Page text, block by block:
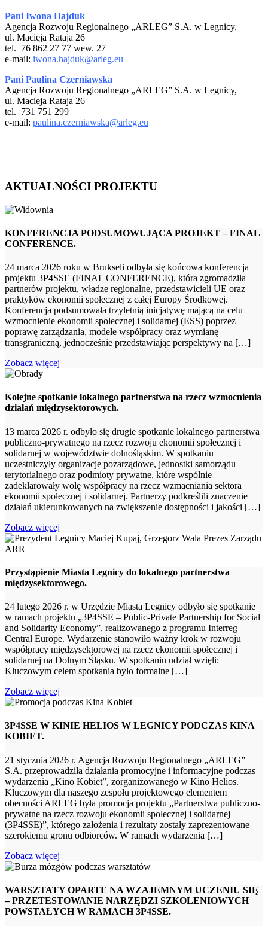
Pani Iwona Hajduk
Agencja Rozwoju Regionalnego „ARLEG” S.A. w Legnicy,
ul. Macieja Rataja 26
tel. 76 862 27 77 wew. 27
e-mail: iwona.hajduk@arleg.eu
Pani Paulina Czerniawska
Agencja Rozwoju Regionalnego „ARLEG” S.A. w Legnicy,
ul. Macieja Rataja 26
tel. 731 751 299
e-mail: paulina.czerniawska@arleg.eu
AKTUALNOŚCI PROJEKTU
KONFERENCJA PODSUMOWUJĄCA PROJEKT – FINAL
CONFERENCE.
24 marca 2026 roku w Brukseli odbyła się końcowa konferencja
projektu 3P4SSE (FINAL CONFERENCE), która zgromadziła
partnerów projektu, władze regionalne, przedstawicieli UE oraz
praktyków ekonomii społecznej z całej Europy Środkowej.
Konferencja podsumowała trzyletnią inicjatywę mającą na celu
wzmocnienie ekonomii społecznej i solidarnej (ESS) poprzez
poprawę zarządzania, modele współpracy oraz wymianę
transgraniczną, jednocześnie przedstawiając perspektywy na […]
Zobacz więcej
Kolejne spotkanie lokalnego partnerstwa na rzecz wzmocnienia
działań międzysektorowych.
13 marca 2026 r. odbyło się drugie spotkanie lokalnego partnerstwa
publiczno-prywatnego na rzecz rozwoju ekonomii społecznej i
solidarnej w województwie dolnośląskim. W spotkaniu
uczestniczyły organizacje pozarządowe, jednostki samorządu
terytorialnego oraz podmioty prywatne, które wspólnie
zadeklarowały wolę współpracy na rzecz wzmacniania sektora
ekonomii społecznej i solidarnej. Partnerzy podkreślili znaczenie
działań ukierunkowanych na zwiększenie dostępności i jakości […]
Zobacz więcej
Przystąpienie Miasta Legnicy do lokalnego partnerstwa
międzysektorowego.
24 lutego 2026 r. w Urzędzie Miasta Legnicy odbyło się spotkanie
w ramach projektu „3P4SSE – Public-Private Partnership for Social
and Solidarity Economy”, realizowanego z programu Interreg
Central Europe. Wydarzenie stanowiło ważny krok w rozwoju
współpracy międzysektorowej na rzecz ekonomii społecznej i
solidarnej na Dolnym Śląsku. W spotkaniu udział wzięli:
Kluczowym celem spotkania było formalne […]
Zobacz więcej
3P4SSE W KINIE HELIOS W LEGNICY PODCZAS KINA
KOBIET.
21 stycznia 2026 r. Agencja Rozwoju Regionalnego „ARLEG”
S.A. przeprowadziła działania promocyjne i informacyjne podczas
wydarzenia „Kino Kobiet”, zorganizowanego w Kino Helios.
Kluczowym dla naszego zespołu projektowego elementem
obecności ARLEG była promocja projektu „Partnerstwa publiczno-
prywatne na rzecz rozwoju ekonomii społecznej i solidarnej
(3P4SSE)”, którego założenia i rezultaty zostały zaprezentowane
szerokiemu gronu odbiorców. W ramach wydarzenia […]
Zobacz więcej
WARSZTATY OPARTE NA WZAJEMNYM UCZENIU SIĘ
– PRZETESTOWANIE NARZĘDZI SZKOLENIOWYCH
POWSTAŁYCH W RAMACH 3P4SSE.